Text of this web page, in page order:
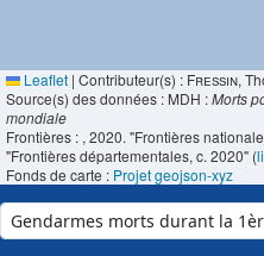
Leaflet | Contributeur(s) : Fressin,
Source(s) des données : MDH :Morts
mondiale
Frontières : , 2020. "Frontières
"Frontières départementales, c. 2020" (
Fonds de carte : Projet geojson-xyz